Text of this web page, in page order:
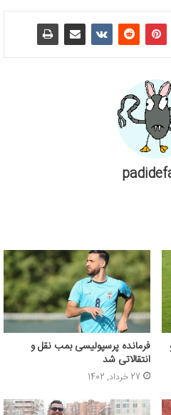
فرمانده پرسپولیسی بمب نقل و
انتقالاتی شد
27 خرداد, 1402